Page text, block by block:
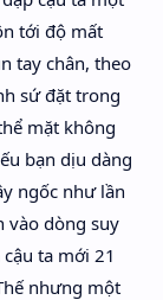
tới độ mất
tay chân, theo
sứ đặt trong
mặt không
bạn dịu dàng
ngốc như lần
vào dòng suy
ta mới 21
nhưng một